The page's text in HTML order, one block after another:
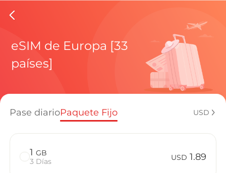
eSIMs
Planes
¿Cómo
eSIM de Europa [33
países]
Pase diarioPaquete Fijo USD
1 GB
3 Días
USD 1.89